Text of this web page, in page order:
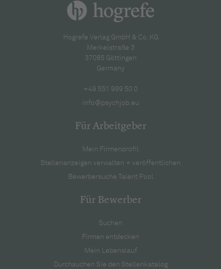
Hogrefe Verlag GmbH & Co. KG
Merkelstraße 3
37085 Göttingen
Germany
+49 551 999 50 0
info@psychjob.eu
Für Arbeitgeber
Mein Firmenprofil
Stellenanzeigen verwalten + veröffentlichen
Bewerbersuche Talent Pool
Für Bewerber
Suchen
Firmen entdecken
Mein Lebenslauf
Durchsuchen Sie den Stellenkatalog